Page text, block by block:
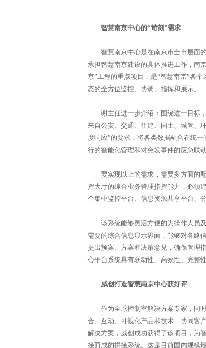
智慧南京中心的“苛刻”需求
智慧南京中心是在南京市全市层面的
承担智慧南京建设的具体推进工作，南
京”工程的重点项目，是“智慧南京”各
态的全方位监控、协调、指挥和展示。
谢主任进一步介绍：围绕这一目标，
来自公安、交通、住建、国土、城管、
度响应”的要求，将各类数据融合在统
行的智能化管理和对突发事件的应急联动
要实现以上的需求，需要多方面的配
挥大厅的综合业务管理指挥能力，必
个集中监控平台、信息资源共享平台、
该系统能够灵活方便的为操作人员及
需要的综合信息显示界面，能够对各路
提出预案、方案和决策意见，确保管理
心平台系统具有联动性、高效性、完整性
威创打造智慧南京中心获好评
作为全球控制室解决方案专家，同时
合、互动、可视化产品和技术，协同客
解决方案，威创成功获得了该项目，为
接而成的拼接系统。这是目前国内规模